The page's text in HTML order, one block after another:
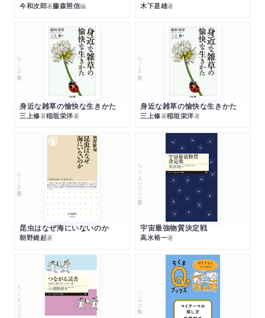
今和次郎著藤森照信編 木下是雄著
ちくま文庫
身近な雑草の愉快な生きかた
三上修著稲垣栄洋著
ちくま文庫
身近な雑草の愉快な生きかた
三上修著稲垣栄洋著
ちくま新書
昆虫はなぜ海にいないのか
朝野維起著
ちくまプリマー新書
宇宙最強物質決定戦
高水裕一著
ちくまプリマー新書 シリーズ・全集